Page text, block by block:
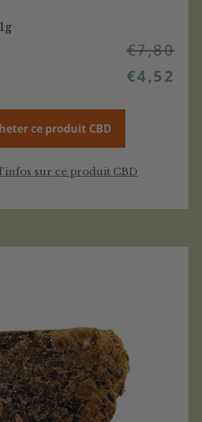
€7,80
€4,52
ce produit CBD
sur ce produit CBD